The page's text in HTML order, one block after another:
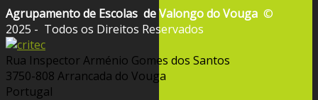
Agrupamento de Escolas de Valongo do Vouga ©
2025 - Todos os Direitos Reservados
Rua Inspector Arménio Gomes dos Santos
3750-808 Arrancada do Vouga
Portugal